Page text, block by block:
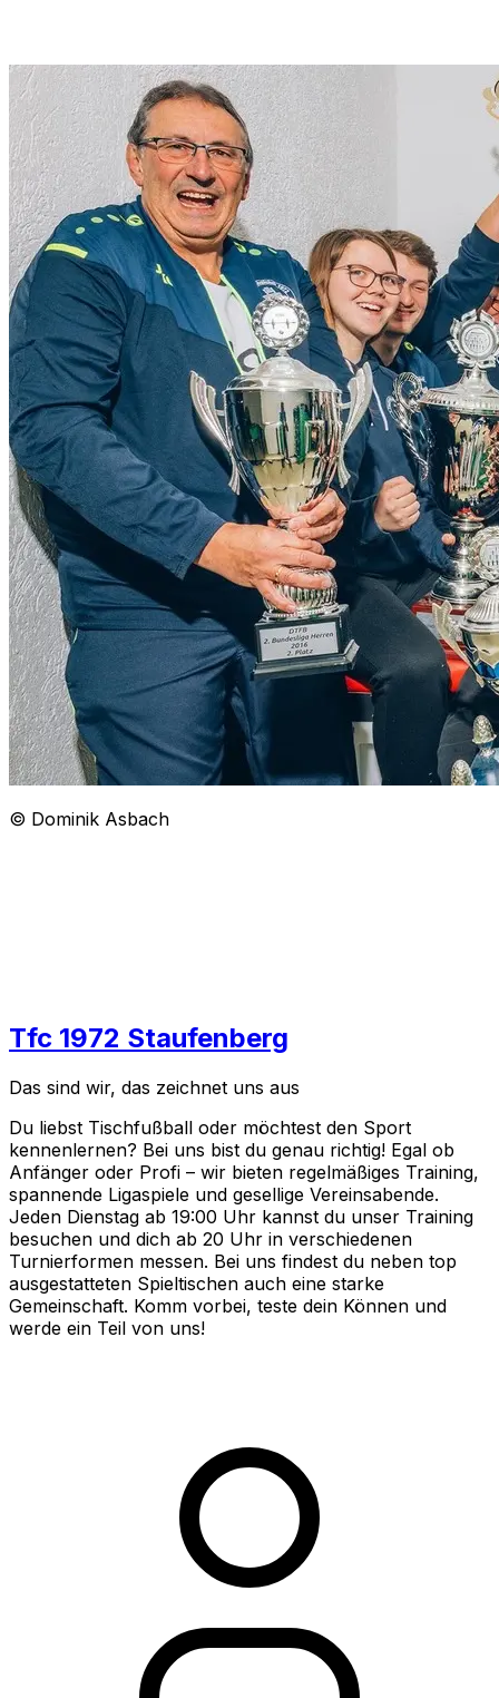
© Dominik Asbach
Tfc 1972 Staufenberg
Das sind wir, das zeichnet uns aus
Du liebst Tischfußball oder möchtest den Sport
kennenlernen? Bei uns bist du genau richtig! Egal ob
Anfänger oder Profi – wir bieten regelmäßiges Training,
spannende Ligaspiele und gesellige Vereinsabende.
Jeden Dienstag ab 19:00 Uhr kannst du unser Training
besuchen und dich ab 20 Uhr in verschiedenen
Turnierformen messen. Bei uns findest du neben top
ausgestatteten Spieltischen auch eine starke
Gemeinschaft. Komm vorbei, teste dein Können und
werde ein Teil von uns!